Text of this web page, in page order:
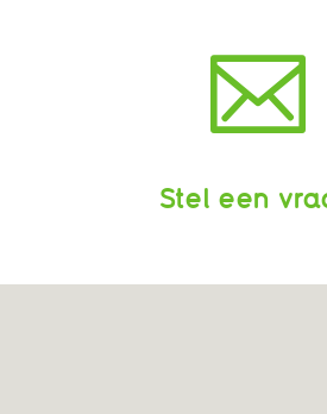
Stel een